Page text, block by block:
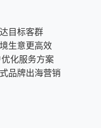
目标客群
生意更高效
化服务方案
品牌出海营销